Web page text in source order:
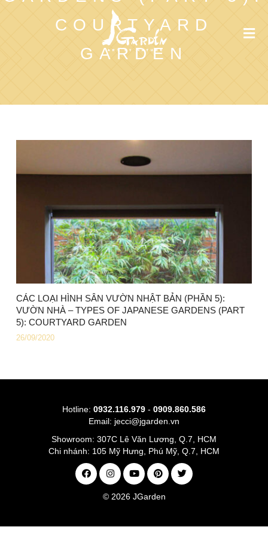
COURTYARD
GARDEN
CÁC LOẠI HÌNH SÂN VƯỜN NHẬT BẢN (PHẦN 5):
VƯỜN NHÀ – TYPES OF JAPANESE GARDENS (PART
5): COURTYARD GARDEN
26/09/2020
Hotline: 0932.116.979 - 0909.860.586
Email: jecci@jgarden.vn
Showroom: 307C Lê Văn Lương, Q.7, HCM
Chi nhánh: 105 Mỹ Hưng, Phú Mỹ, Q.7, HCM
© 2026 JGarden